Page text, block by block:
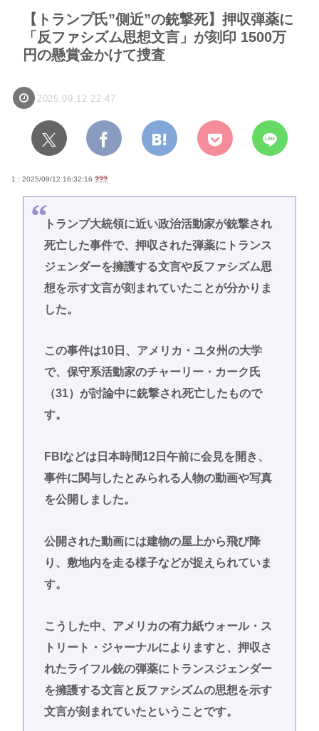
【トランプ氏”側近”の銃撃死】押収弾薬に
「反ファシズム思想文言」が刻印 1500万
円の懸賞金かけて捜査
2025.09.12 22:47
1 : 2025/09/12 16:32:16 ???
トランプ大統領に近い政治活動家が銃撃され
死亡した事件で、押収された弾薬にトランス
ジェンダーを擁護する文言や反ファシズム思
想を示す文言が刻まれていたことが分かりま
した。
この事件は10日、アメリカ・ユタ州の大学
で、保守系活動家のチャーリー・カーク氏
（31）が討論中に銃撃され死亡したもので
す。
FBIなどは日本時間12日午前に会見を開き、
事件に関与したとみられる人物の動画や写真
を公開しました。
公開された動画には建物の屋上から飛び降
り、敷地内を走る様子などが捉えられていま
す。
こうした中、アメリカの有力紙ウォール・ス
トリート・ジャーナルによりますと、押収さ
れたライフル銃の弾薬にトランスジェンダー
を擁護する文言と反ファシズムの思想を示す
文言が刻まれていたということです。